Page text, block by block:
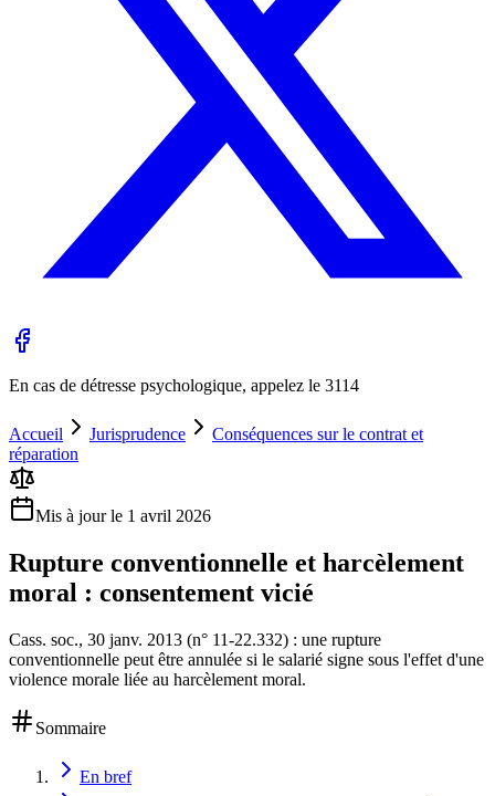
En cas de détresse psychologique, appelez le 3114
Accueil Jurisprudence
Conséquences sur le contrat et
réparation
Mis à jour le 1 avril 2026
Rupture conventionnelle et harcèlement
moral : consentement vicié
Cass. soc., 30 janv. 2013 (n° 11-22.332) : une rupture
conventionnelle peut être annulée si le salarié signe sous l'effet d'une
violence morale liée au harcèlement moral.
Sommaire
En bref